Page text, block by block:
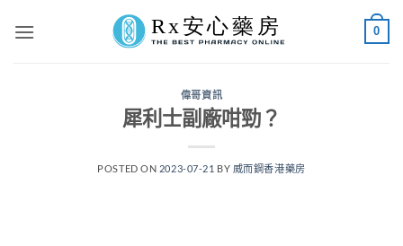
0
偉哥資訊
犀利士副廠咁勁？
POSTED ON 2023-07-21 BY 威而鋼香港藥房